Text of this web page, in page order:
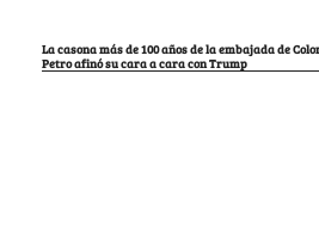
La casona más de 100 años de la embajada de
Petro afinó su cara a cara con Trump